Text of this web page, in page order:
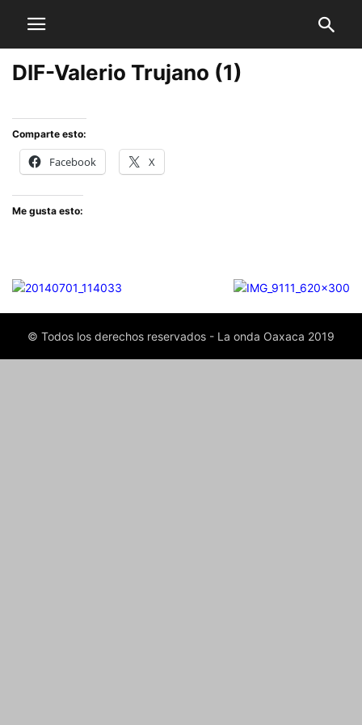
DIF-Valerio Trujano (1)
Comparte esto:
Facebook X
Me gusta esto:
© Todos los derechos reservados - La onda Oaxaca 2019